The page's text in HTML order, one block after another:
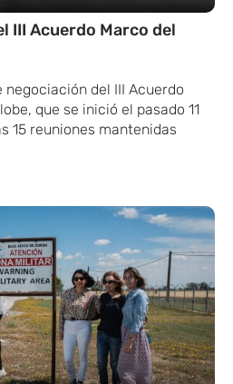
III Acuerdo Marco del
negociación del III Acuerdo
que se inició el pasado 11
15 reuniones mantenidas